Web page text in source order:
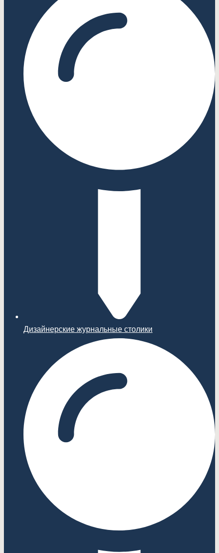
Дизайнерские журнальные столики